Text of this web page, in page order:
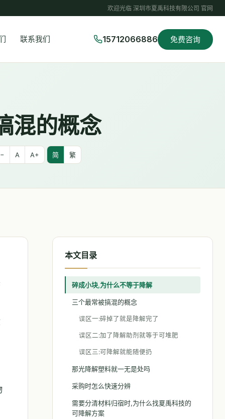
欢迎光临 深圳市夏禹科技有限公司 官网
联系我们 15712066886 免费咨询
混的概念
A A+ 简 繁
本文目录
碎成小块,为什么不等于降解
三个最常被搞混的概念
误区一:碎掉了就是降解完了
误区二:加了降解助剂就等于可堆肥
误区三:可降解就能随便扔
那光降解塑料就一无是处吗
采购时怎么快速分辨
需要分清材料归宿时,为什么找夏禹科技的
可降解方案